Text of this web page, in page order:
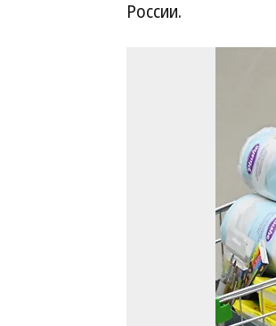
России.